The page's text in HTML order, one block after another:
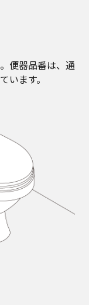
便器品番は、通
います。​